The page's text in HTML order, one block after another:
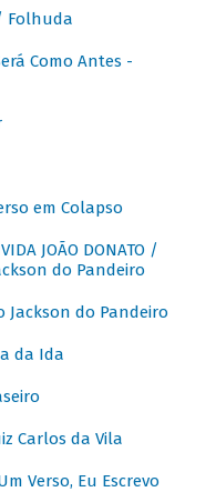
/ Folhuda
Como Antes -
em Colapso
JOÃO DONATO /
do Pandeiro
Jackson do Pandeiro
da Ida
Carlos da Vila
Verso, Eu Escrevo